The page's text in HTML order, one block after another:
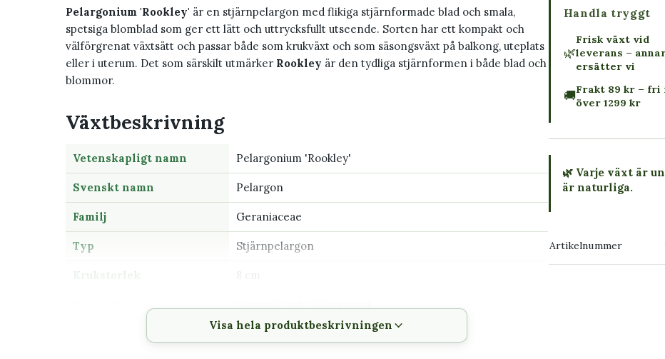
Pelargonium 'Rookley' är en stjärnpelargon med flikiga stjärnformade blad och smala,
spetsiga blomblad som ger ett lätt och uttrycksfullt utseende. Sorten har ett kompakt och
välförgrenat växtsätt och passar både som krukväxt och som säsongsväxt på balkong, uteplats
eller i uterum. Det som särskilt utmärker Rookley är den tydliga stjärnformen i både blad och
blommor.
Växtbeskrivning
Vetenskapligt namn Pelargonium 'Rookley'
Svenskt namn Pelargon
Familj Geraniaceae
Typ Stjärnpelargon
Svårighetsgrad Lätt till medel
Visa hela produktbeskrivningen
Handla tryggt
🌿
Frisk växt vid
leverans –
ersätter vi
🚚Frakt 89 kr – fri
över 1299 kr
🌿 Varje växt är
är naturliga.
→ Kontakta oss
Artikelnummer